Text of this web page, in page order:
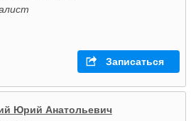
Записаться
Юрий Анатольевич